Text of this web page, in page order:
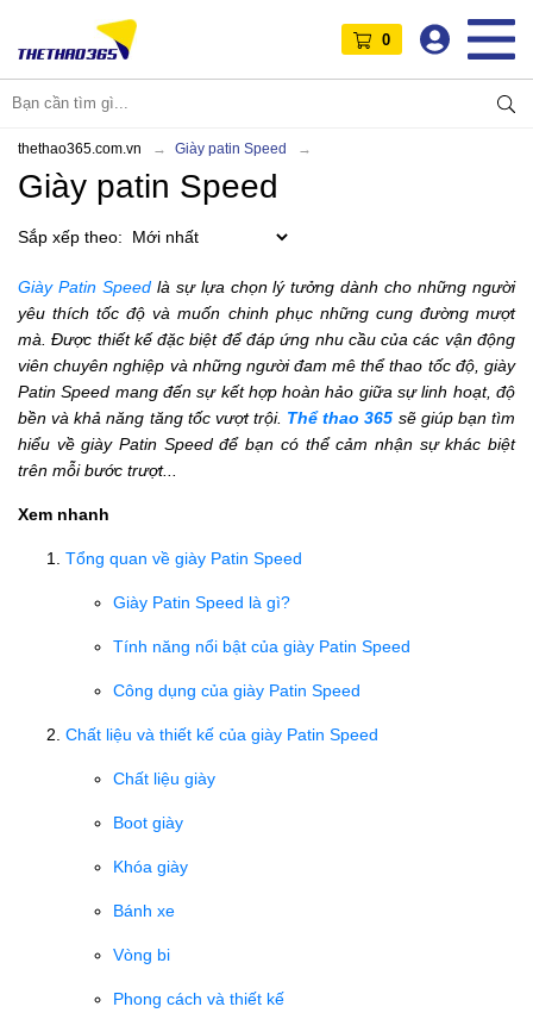
0
thethao365.com.vn Giày patin Speed
Giày patin Speed
Sắp xếp theo:
Giày Patin Speedlà sự lựa chọn lý tưởng dành cho những người
yêu thích tốc độ và muốn chinh phục những cung đường mượt
mà. Được thiết kế đặc biệt để đáp ứng nhu cầu của các vận động
viên chuyên nghiệp và những người đam mê thể thao tốc độ, giày
Patin Speed mang đến sự kết hợp hoàn hảo giữa sự linh hoạt, độ
bền và khả năng tăng tốc vượt trội. Thể thao 365 sẽ giúp bạn tìm
hiểu về giày Patin Speed để bạn có thể cảm nhận sự khác biệt
trên mỗi bước trượt...
Xem nhanh
Tổng quan về giày Patin Speed
Giày Patin Speed là gì?
Tính năng nổi bật của giày Patin Speed
Công dụng của giày Patin Speed
Chất liệu và thiết kế của giày Patin Speed
Chất liệu giày
Boot giày
Khóa giày
Bánh xe
Vòng bi
Phong cách và thiết kế